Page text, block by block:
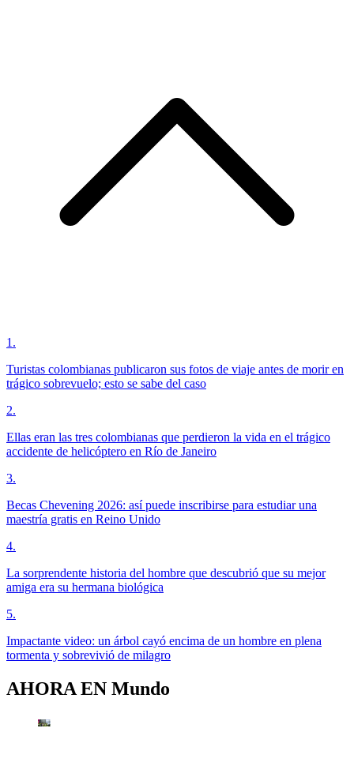
1 .
Turistas colombianas publicaron sus fotos de viaje antes de morir en
trágico sobrevuelo; esto se sabe del caso
2.
Ellas eran las tres colombianas que perdieron la vida en el trágico
accidente de helicóptero en Río de Janeiro
3.
Becas Chevening 2026: así puede inscribirse para estudiar una
maestría gratis en Reino Unido
4.
La sorprendente historia del hombre que descubrió que su mejor
amiga era su hermana biológica
5.
Impactante video: un árbol cayó encima de un hombre en plena
tormenta y sobrevivió de milagro
AHORA EN Mundo